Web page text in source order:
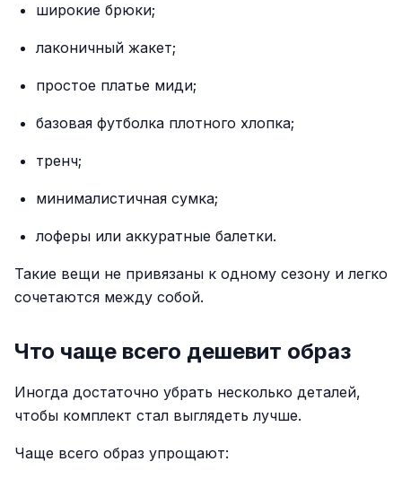
широкие брюки;
лаконичный жакет;
простое платье миди;
базовая футболка плотного хлопка;
тренч;
минималистичная сумка;
лоферы или аккуратные балетки.
Такие вещи не привязаны к одному сезону и легко
сочетаются между собой.
Что чаще всего дешевит образ
Иногда достаточно убрать несколько деталей,
чтобы комплект стал выглядеть лучше.
Чаще всего образ упрощают: